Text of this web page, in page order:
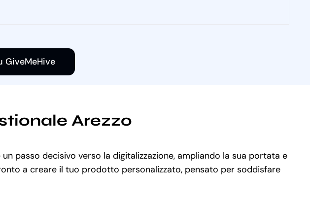
GiveMeHive
Arezzo
passo decisivo verso la digitalizzazione, ampliando la sua portata e
a creare il tuo prodotto personalizzato, pensato per soddisfare